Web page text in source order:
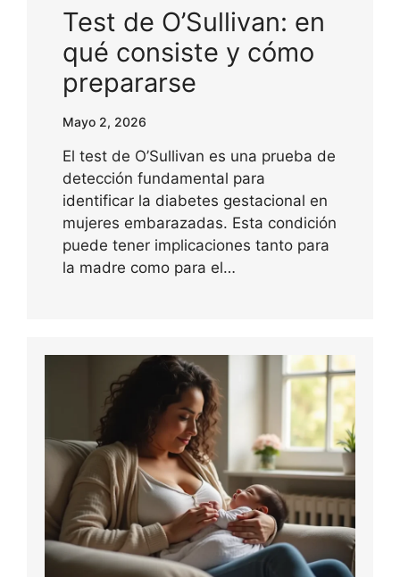
Test de O’Sullivan: en
qué consiste y cómo
prepararse
Mayo 2, 2026
El test de O’Sullivan es una prueba de
detección fundamental para
identificar la diabetes gestacional en
mujeres embarazadas. Esta condición
puede tener implicaciones tanto para
la madre como para el…